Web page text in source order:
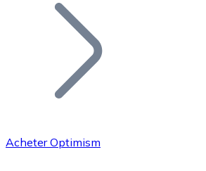
Ajoutez le token de votre projet
Acheter Optimism